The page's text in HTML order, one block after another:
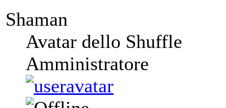
Shaman
Avatar dello Shuffle
Amministratore